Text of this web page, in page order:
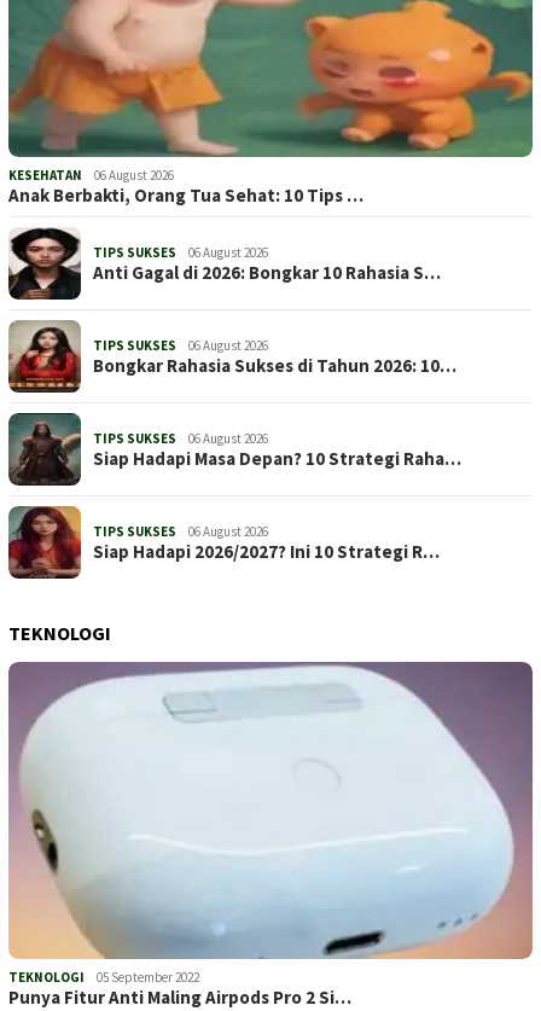
KESEHATAN 06 August 2026
Anak Berbakti, Orang Tua Sehat: 10 Tips …
TIPS SUKSES 06 August 2026
Anti Gagal di 2026: Bongkar 10 Rahasia S…
TIPS SUKSES 06 August 2026
Bongkar Rahasia Sukses di Tahun 2026: 10…
TIPS SUKSES 06 August 2026
Siap Hadapi Masa Depan? 10 Strategi Raha…
TIPS SUKSES 06 August 2026
Siap Hadapi 2026/2027? Ini 10 Strategi R…
TEKNOLOGI
TEKNOLOGI 05 September 2022
Punya Fitur Anti Maling Airpods Pro 2 Si…